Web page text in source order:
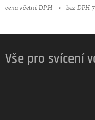
cena včetně DPH bez DPH
Vše pro svícení